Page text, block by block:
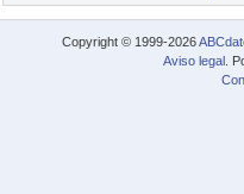
Copyright © 1999-2026
Aviso legal .